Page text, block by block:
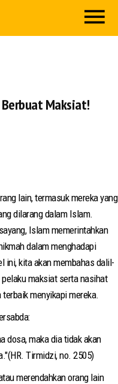
Maksiat!
lain, termasuk mereka yang
dilarang dalam Islam.
Islam memerintahkan
dalam menghadapi
ini, kita akan membahas dalil-
maksiat serta nasihat
menyikapi mereka.
dosa, maka dia tidak akan
Tirmidzi, no. 2505)
merendahkan orang lain